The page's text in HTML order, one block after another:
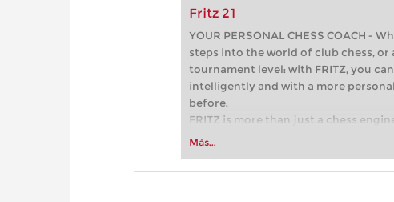
Fritz 21
YOUR PERSONAL CHESS COACH -
steps into the world of club chess, or
tournament level: with FRITZ, you
intelligently and with a more
before.
FRITZ is more than just a chess
Whether you’re taking your first
more efficiently, intelligently and
Más...